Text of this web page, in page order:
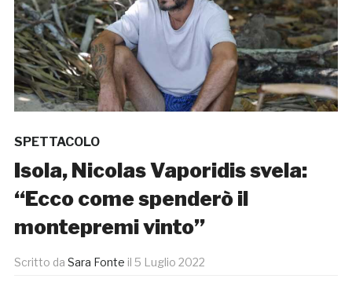
SPETTACOLO
Isola, Nicolas Vaporidis svela:
“Ecco come spenderò il
montepremi vinto”
Scritto da Sara Fonte il 5 Luglio 2022